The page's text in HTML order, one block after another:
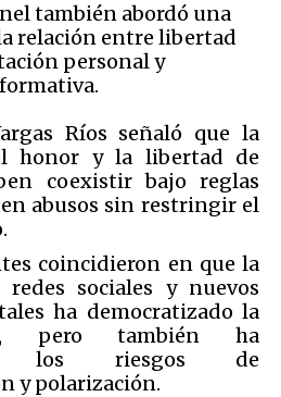
también abordó una
relación entre libertad
personal y
Ríos señaló que la
honor y la libertad de
coexistir bajo reglas
abusos sin restringir el
coincidieron en que la
sociales y nuevos
ha democratizado la
pero también ha
los riesgos de
y polarización.